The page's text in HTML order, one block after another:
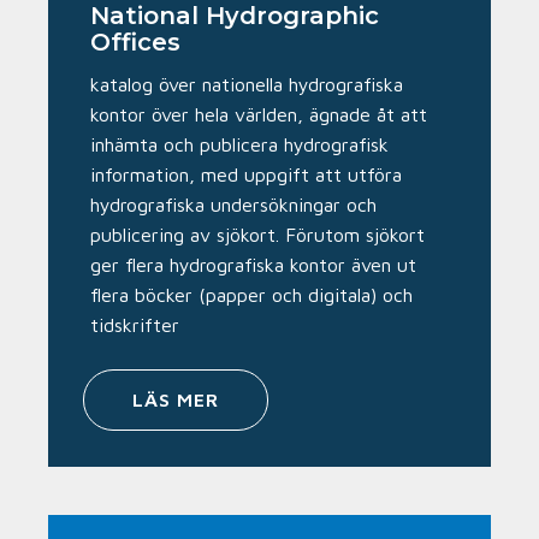
National Hydrographic
Offices
katalog över nationella hydrografiska
kontor över hela världen, ägnade åt att
inhämta och publicera hydrografisk
information, med uppgift att utföra
hydrografiska undersökningar och
publicering av sjökort. Förutom sjökort
ger flera hydrografiska kontor även ut
flera böcker (papper och digitala) och
tidskrifter
LÄS MER